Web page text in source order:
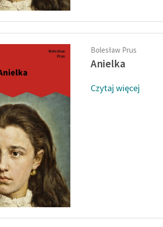
Bolesław Prus
Anielka
Czytaj więcej